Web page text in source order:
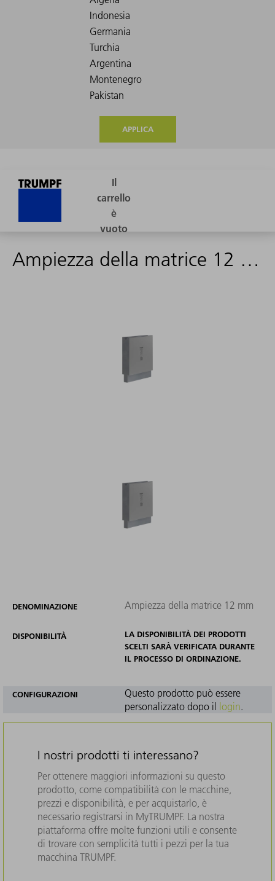
APPLICA
Ampiezza della matrice 12 mm
DENOMINAZIONE Ampiezza della matrice 12 mm
DISPONIBILITÀ
LA DISPONIBILITÀ DEI PRODOTTI
SCELTI SARÀ VERIFICATA DURANTE
IL PROCESSO DI ORDINAZIONE.
CONFIGURAZIONI
Questo prodotto può essere
personalizzato dopo il login.
I nostri prodotti ti interessano?
Per ottenere maggiori informazioni su questo
prodotto, come compatibilità con le macchine,
prezzi e disponibilità, e per acquistarlo, è
necessario registrarsi in MyTRUMPF. La nostra
piattaforma offre molte funzioni utili e consente
di trovare con semplicità tutti i pezzi per la tua
macchina TRUMPF.